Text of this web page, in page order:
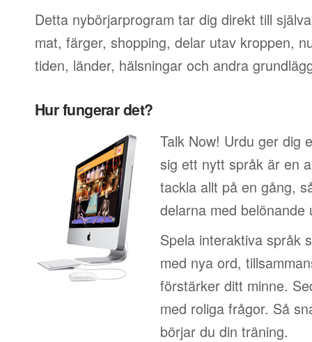
Detta nybörjarprogram tar dig direkt till
mat, färger, shopping, delar utav kroppen,
tiden, länder, hälsningar och andra
Hur fungerar det?
Talk Now! Urdu ger dig
sig ett nytt språk är en
tackla allt på en gång,
delarna med belönande
Spela interaktiva språk
med nya ord,
förstärker ditt minne.
med roliga frågor. Så
börjar du din träning.